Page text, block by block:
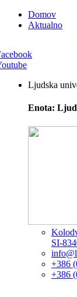
Domov
Aktualno
Ljudska
Enota:
SI-
+386
+386